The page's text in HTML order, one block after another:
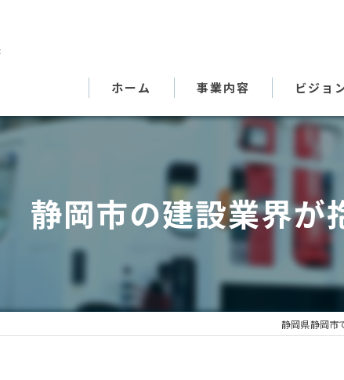
ホーム 事業内容 ビジョ
静岡市の建設業界が
静岡県静岡市